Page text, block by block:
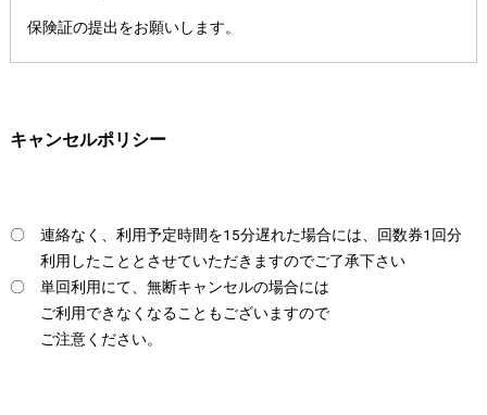
保険証の提出をお願いします。
キャンセルポリシー
〇 連絡なく、利用予定時間を15分遅れた場合には、回数券1回分
利用したこととさせていただきますのでご了承下さい
〇 単回利用にて、無断キャンセルの場合には
ご利用できなくなることもございますので
ご注意ください。